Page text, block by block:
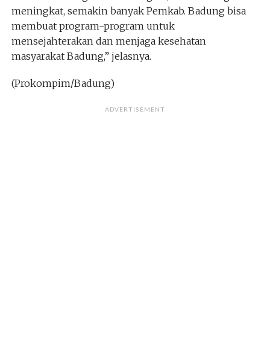
meningkat, semakin banyak Pemkab. Badung bisa
membuat program-program untuk
mensejahterakan dan menjaga kesehatan
masyarakat Badung,” jelasnya.
(Prokompim/Badung)
ADVERTISEMENT